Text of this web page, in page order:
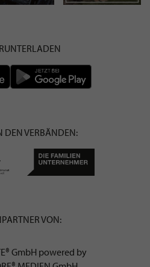
DEN VERBÄNDEN:
VON:
GmbH powered by